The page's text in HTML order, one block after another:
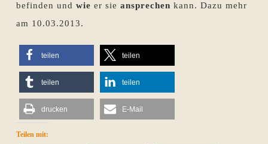
befinden und wie er sie ansprechen kann. Dazu mehr
am 10.03.2013.
teilen teilen
teilen teilen
drucken E-Mail
Teilen mit: